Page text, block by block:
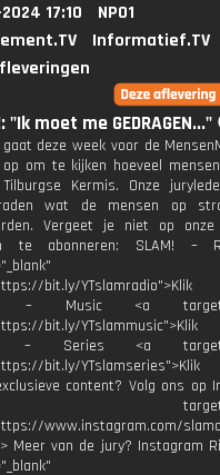
17:10
NPO1
Informatief.TV
"Ik moet me
deze week voor de
om te kijken hoeveel
Kermis. Onze
wat de mensen op
Vergeet je niet op onze
te abonneren: SLAM! –
bit.ly/
– Music <a
bit.ly/
– Series <a
bit.ly/
content? Volg ons op
www.instagram.com/
Meer van de jury? Instagram